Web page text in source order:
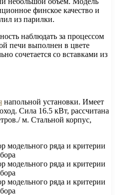
финское качество и
из парилки.
наблюдать за процессом
печи выполнен в цвете
сочетается со вставками из
напольной установки. Имеет
Сила 16.5 кВт, рассчитана
м. Стальной корпус,